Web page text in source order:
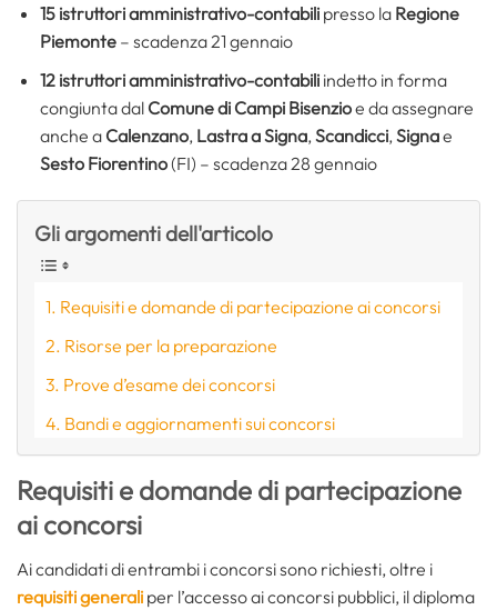
15 istruttori amministrativo-contabilipresso la Regione
Piemonte– scadenza 21 gennaio
12 istruttori amministrativo-contabiliindetto in forma
congiunta dal Comune di Campi Bisenzioe da assegnare
anche a Calenzano, Lastra a Signa, Scandicci, Signae
Sesto Fiorentino(FI) – scadenza 28 gennaio
Gli argomenti dell'articolo
Requisiti e domande di partecipazione ai concorsi
Risorse per la preparazione
Prove d’esame dei concorsi
Bandi e aggiornamenti sui concorsi
Requisiti e domande di partecipazione
ai concorsi
Ai candidati di entrambi i concorsi sono richiesti, oltre i
requisiti generali per l’accesso ai concorsi pubblici, il diploma